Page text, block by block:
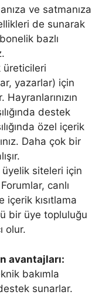
ve satmanıza
de sunarak
bazlı
üreticileri
yazarlar) için
destek
özel içerik
Daha çok bir
üyelik siteleri için
canlı
içerik kısıtlama
bir üye topluluğu
olur.
avantajları:
bakımla
sunarlar.